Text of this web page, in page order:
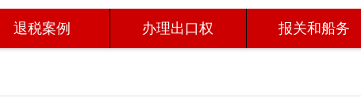
退税案例 办理出口权 报关和船务